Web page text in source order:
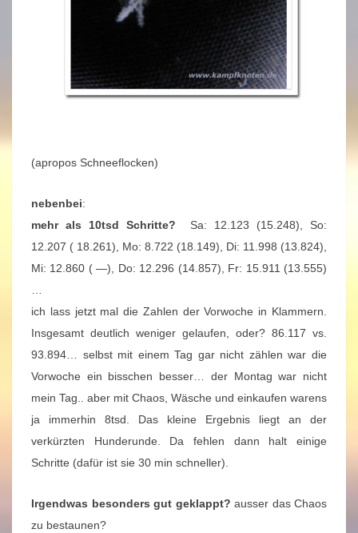
(apropos Schneeflocken)
nebenbei:
mehr als 10tsd Schritte? Sa: 12.123 (15.248), So:
12.207 ( 18.261), Mo: 8.722 (18.149), Di: 11.998 (13.824),
Mi: 12.860 ( —), Do: 12.296 (14.857), Fr: 15.911 (13.555)
…
ich lass jetzt mal die Zahlen der Vorwoche in Klammern.
Insgesamt deutlich weniger gelaufen, oder? 86.117 vs.
93.894… selbst mit einem Tag gar nicht zählen war die
Vorwoche ein bisschen besser… der Montag war nicht
mein Tag.. aber mit Chaos, Wäsche und einkaufen warens
ja immerhin 8tsd. Das kleine Ergebnis liegt an der
verkürzten Hunderunde. Da fehlen dann halt einige
Schritte (dafür ist sie 30 min schneller).
Irgendwas besonders gut geklappt? ausser das Chaos
zu bestaunen?